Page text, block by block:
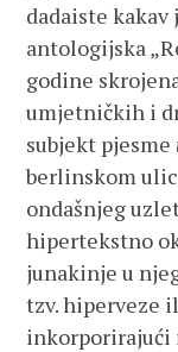
dadaiste
antologijska
godine
umjetničkih i
subjekt pjesme
berlinskom
ondašnjeg
hipertekstno
junakinje u
tzv. hiperveze
inkorporirajući